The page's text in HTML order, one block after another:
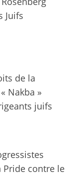
Juifs
de la
Nakba »
juifs
Pride contre le